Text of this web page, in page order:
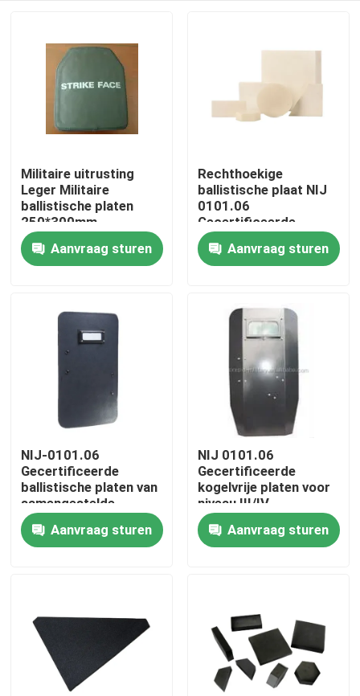
Thuis
Video's
Fabriekstocht
Kwaliteitscontrole
Nieuws
Militaire Tactische Slijtage
Militair tactisch kogelvrij vest
Militaire uitrusting
Leger Militaire
ballistische platen
250*300mm,
kogelvrije pallet
Aanvraag sturen
Rechthoekige
ballistische plaat NIJ
0101.06
Gecertificeerde
constructie van
samengestelde
materialen
Aanvraag sturen
NIJ-0101.06
Gecertificeerde
ballistische platen van
samengestelde
materialen voor een
hogere bescherming
tegen geweervuur
Aanvraag sturen
NIJ 0101.06
Gecertificeerde
kogelvrije platen voor
niveau III/IV
bescherming
Aanvraag sturen